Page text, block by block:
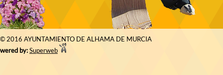
© 2016 AYUNTAMIENTO DE ALHAMA DE MURCIA
by:Superweb